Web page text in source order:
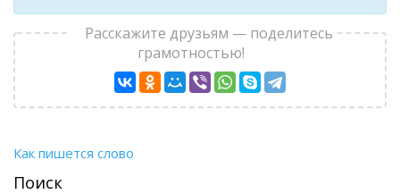
Расскажите друзьям — поделитесь
грамотностью!
Как пишется слово
Поиск